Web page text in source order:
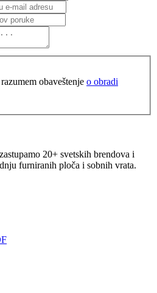
obaveštenje o obradi
20+ svetskih brendova i
furniranih ploča i sobnih vrata.